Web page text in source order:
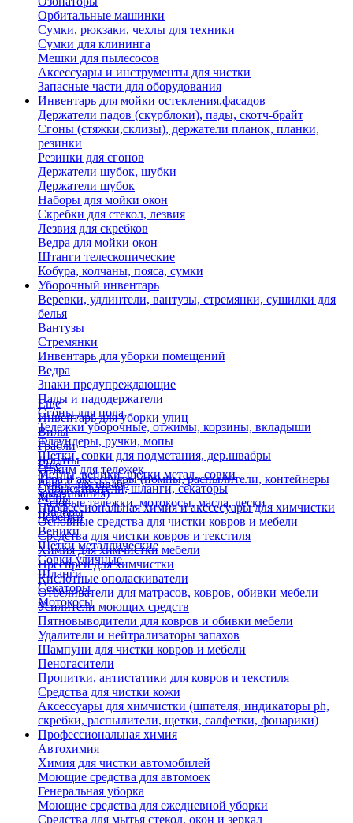
Орбитальные машинки
Сумки, рюкзаки, чехлы для техники
Сумки для клининга
Мешки для пылесосов
Аксессуары и инструменты для чистки
Запасные части для оборудования
Инвентарь для мойки остекления,фасадов
Держатели падов (скурблоки), пады, скотч-брайт
Сгоны (стяжки,склизы), держатели планок, планки,
резинки
Резинки для сгонов
Держатели шубок, шубки
Держатели шубок
Наборы для мойки окон
Скребки для стекол, лезвия
Лезвия для скребков
Ведра для мойки окон
Штанги телескопические
Кобура, колчаны, пояса, сумки
Уборочный инвентарь
Веревки, удлинтели, вантузы, стремянки, сушилки для
белья
Вантузы
Стремянки
Инвентарь для уборки помещений
Ведра
Знаки предупреждающие
Пады и падодержатели
Сгоны для пола
Тележки уборочные, отжимы, корзины, вкладыши
Флаундеры, ручки, мопы
Щетки, совки для подметания, дер.швабры
Отжим для тележек
Ручки для швабр
Мопы
Швабры
Еще
Инвентарь для уборки улиц
Вилы
Грабли
Лопаты
Метлы, веники, щетки метал., совки
Опрыскиватели, шланги, секаторы
Садовые тележки, мотокосы, масла, лески
Черенки
Веники
Щетки металлические
Совки уличные
Шланги
Секаторы
Мотокосы
Еще
Тара и аксессуары (помпы, распылители, контейнеры
замачивания)
Профессиональная химия и акссесуары для химчистки
Основные средства для чистки ковров и мебели
Средства для чистки ковров и текстиля
Химия для химчистки мебели
Преспреи для химчистки
Кислотные ополаскиватели
Отбеливатели для матрасов, ковров, обивки мебели
Усилители моющих средств
Пятновыводители для ковров и обивки мебели
Удалители и нейтрализаторы запахов
Шампуни для чистки ковров и мебели
Пеногасители
Пропитки, антистатики для ковров и текстиля
Средства для чистки кожи
Аксессуары для химчистки (шпателя, индикаторы ph,
скребки, распылители, щетки, салфетки, фонарики)
Профессиональная химия
Автохимия
Химия для чистки автомобилей
Моющие средства для автомоек
Генеральная уборка
Моющие средства для ежедневной уборки
Средства для мытья стекол, окон и зеркал